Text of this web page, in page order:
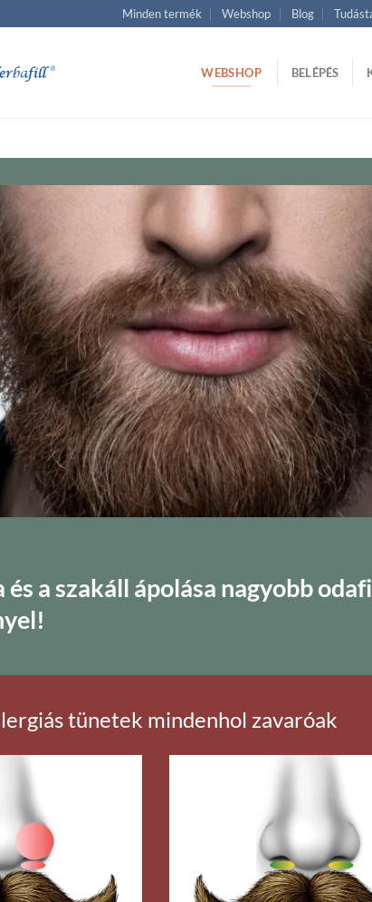
Minden termék Webshop Blog
WEBSHOP BELÉPÉS
a szakáll ápolása nagyobb
tünetek mindenhol zavaróak